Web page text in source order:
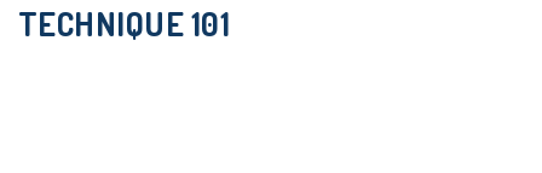
TECHNIQUE 101